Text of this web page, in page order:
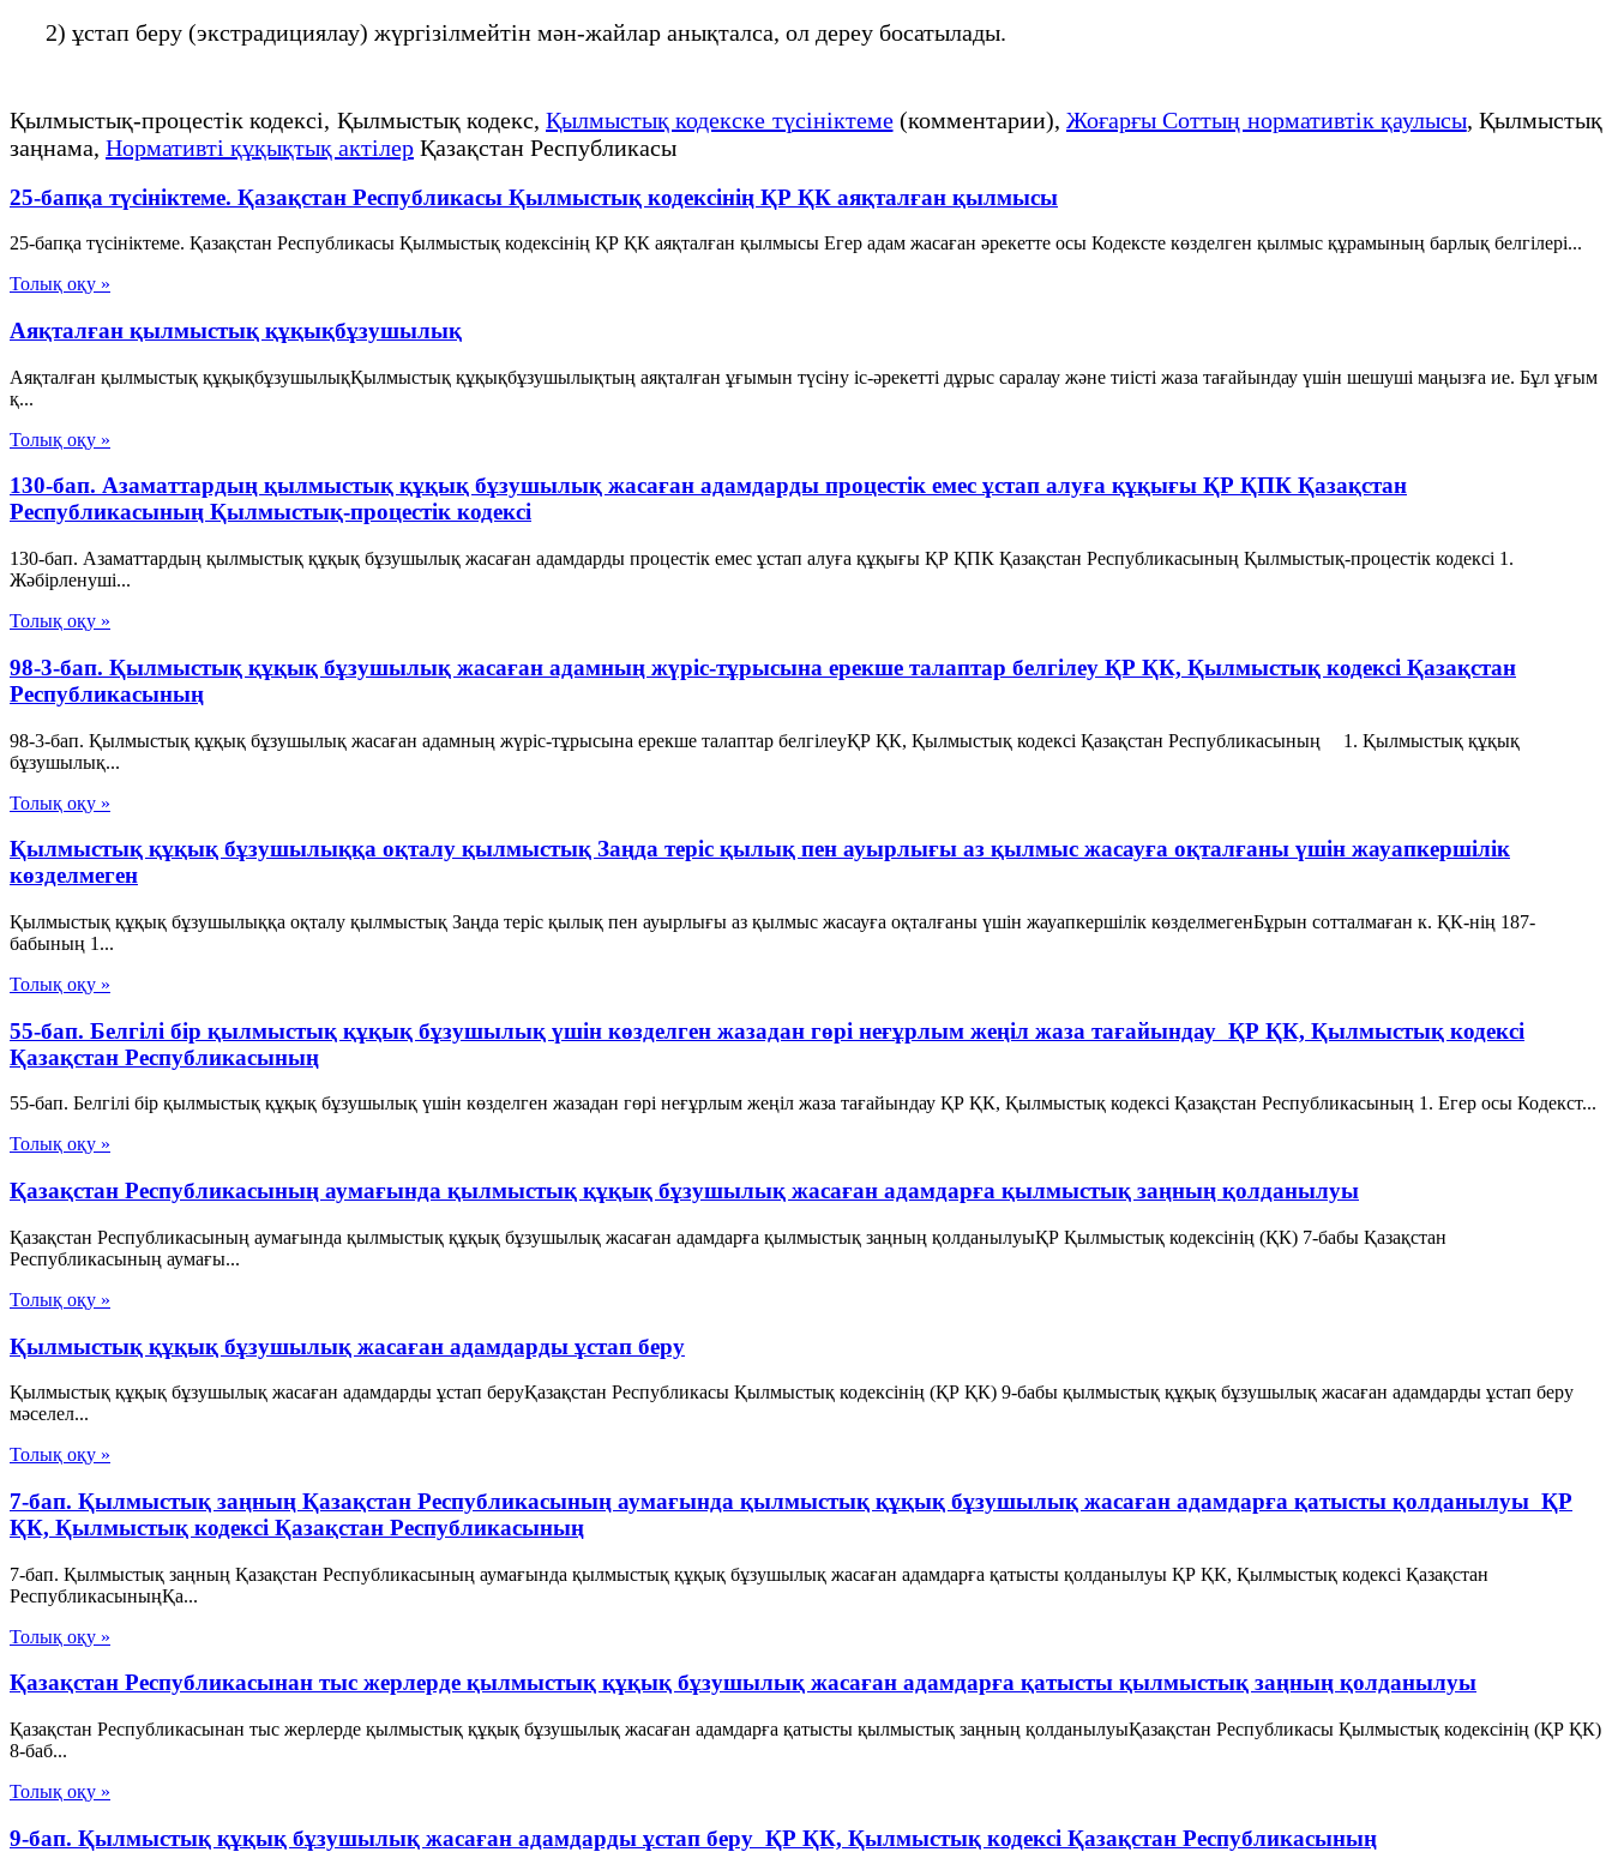
2) ұстап беру (экстрадициялау) жүргізілмейтін мән-жайлар анықталса, ол дереу босатылады.
Қылмыстық-процестік кодексi, Қылмыстық кодекс, Қылмыстық кодекске түсініктеме(комментарии), Жоғарғы Соттың нормативтік қаулысы, Қылмыстық
заңнама, Нормативті құқықтық актілер Қазақстан Республикасы
25-бапқа түсініктеме. Қазақстан Республикасы Қылмыстық кодексінің ҚР ҚК аяқталған қылмысы
25-бапқа түсініктеме. Қазақстан Республикасы Қылмыстық кодексінің ҚР ҚК аяқталған қылмысы Егер адам жасаған әрекетте осы Кодексте көзделген қылмыс құрамының барлық белгілері...
Толық оқу »
Аяқталған қылмыстық құқықбұзушылық
Аяқталған қылмыстық құқықбұзушылықҚылмыстық құқықбұзушылықтың аяқталған ұғымын түсіну іс-әрекетті дұрыс саралау және тиісті жаза тағайындау үшін шешуші маңызға ие. Бұл ұғым
қ...
Толық оқу »
130-бап. Азаматтардың қылмыстық құқық бұзушылық жасаған адамдарды процестік емес ұстап алуға құқығы ҚР ҚПК Қазақстан
Республикасының Қылмыстық-процестік кодексi
130-бап. Азаматтардың қылмыстық құқық бұзушылық жасаған адамдарды процестік емес ұстап алуға құқығы ҚР ҚПК Қазақстан Республикасының Қылмыстық-процестік кодексi 1.
Жәбiрленушi...
Толық оқу »
98-3-бап. Қылмыстық құқық бұзушылық жасаған адамның жүріс-тұрысына ерекше талаптар белгілеу ҚР ҚК, Қылмыстық кодексi Қазақстан
Республикасының
98-3-бап. Қылмыстық құқық бұзушылық жасаған адамның жүріс-тұрысына ерекше талаптар белгілеуҚР ҚК, Қылмыстық кодексi Қазақстан Республикасының 1. Қылмыстық құқық
бұзушылық...
Толық оқу »
Қылмыстық құқық бұзушылыққа оқталу қылмыстық Заңда теріс қылық пен ауырлығы аз қылмыс жасауға оқталғаны үшін жауапкершілік
көзделмеген
Қылмыстық құқық бұзушылыққа оқталу қылмыстық Заңда теріс қылық пен ауырлығы аз қылмыс жасауға оқталғаны үшін жауапкершілік көзделмегенБұрын сотталмаған к. ҚК-нің 187-
бабының 1...
Толық оқу »
55-бап. Белгілі бір қылмыстық құқық бұзушылық үшін көзделген жазадан гөрі неғұрлым жеңiл жаза тағайындау ҚР ҚК, Қылмыстық кодексi
Қазақстан Республикасының
55-бап. Белгілі бір қылмыстық құқық бұзушылық үшін көзделген жазадан гөрі неғұрлым жеңiл жаза тағайындау ҚР ҚК, Қылмыстық кодексi Қазақстан Республикасының 1. Егер осы Кодекст...
Толық оқу »
Қазақстан Республикасының аумағында қылмыстық құқық бұзушылық жасаған адамдарға қылмыстық заңның қолданылуы
Қазақстан Республикасының аумағында қылмыстық құқық бұзушылық жасаған адамдарға қылмыстық заңның қолданылуыҚР Қылмыстық кодексінің (ҚК) 7-бабы Қазақстан
Республикасының аумағы...
Толық оқу »
Қылмыстық құқық бұзушылық жасаған адамдарды ұстап беру
Қылмыстық құқық бұзушылық жасаған адамдарды ұстап беруҚазақстан Республикасы Қылмыстық кодексінің (ҚР ҚК) 9-бабы қылмыстық құқық бұзушылық жасаған адамдарды ұстап беру
мәселел...
Толық оқу »
7-бап. Қылмыстық заңның Қазақстан Республикасының аумағында қылмыстық құқық бұзушылық жасаған адамдарға қатысты қолданылуы ҚР
ҚК, Қылмыстық кодексi Қазақстан Республикасының
7-бап. Қылмыстық заңның Қазақстан Республикасының аумағында қылмыстық құқық бұзушылық жасаған адамдарға қатысты қолданылуы ҚР ҚК, Қылмыстық кодексi Қазақстан
РеспубликасыныңҚа...
Толық оқу »
Қазақстан Республикасынан тыс жерлерде қылмыстық құқық бұзушылық жасаған адамдарға қатысты қылмыстық заңның қолданылуы
Қазақстан Республикасынан тыс жерлерде қылмыстық құқық бұзушылық жасаған адамдарға қатысты қылмыстық заңның қолданылуыҚазақстан Республикасы Қылмыстық кодексінің (ҚР ҚК)
8-баб...
Толық оқу »
9-бап. Қылмыстық құқық бұзушылық жасаған адамдарды ұстап беру ҚР ҚК, Қылмыстық кодексi Қазақстан Республикасының